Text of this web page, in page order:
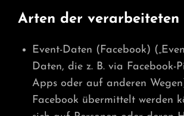
Arten der verarbeiteten
Event-Daten (Facebook)
Daten, die z. B. via Facebook-
Apps oder auf anderen
Facebook übermittelt werden